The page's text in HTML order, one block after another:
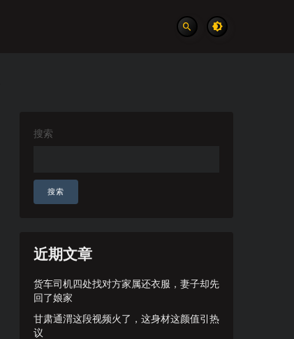
搜索
搜索
近期文章
货车司机四处找对方家属还衣服，妻子却先
回了娘家
甘肃通渭这段视频火了，这身材这颜值引热
议